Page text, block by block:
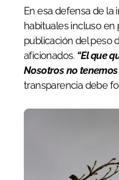
En esa defensa de la
habituales incluso en
publicación del peso
aficionados. “El que
Nosotros no
transparencia debe